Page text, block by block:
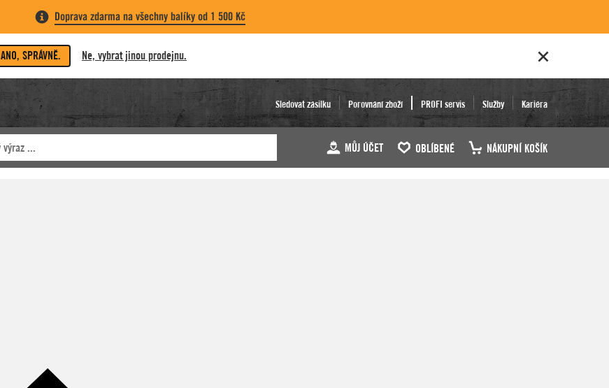
Doprava zdarma na všechny balíky od 1 500 Kč
ANO, SPRÁVNĚ. Ne, vybrat jinou prodejnu.
Sledovat zásilku Porovnání zboží PROFI servis Služby Kariéra
MŮJ ÚČET OBLÍBENÉ NÁKUPNÍ KOŠÍK